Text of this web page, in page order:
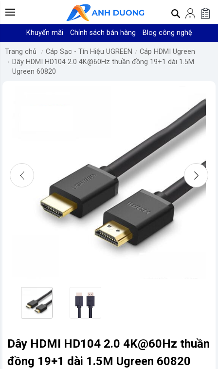
Khuyến mãi Chính sách bán hàng Blog công nghệ
Trang chủ Cáp Sạc - Tín Hiệu UGREEN
Cáp HDMI Ugreen
Dây HDMI HD104 2.0 4K@60Hz thuần đồng 19+1 dài 1.5M
Ugreen 60820
Dây HDMI HD104 2.0 4K@60Hz thuần
đồng 19+1 dài 1.5M Ugreen 60820